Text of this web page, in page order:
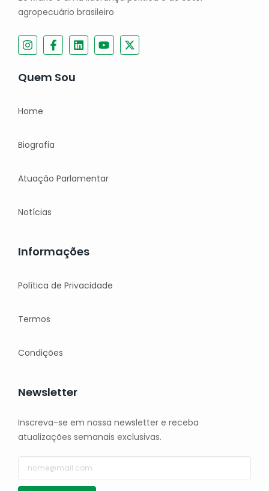
agropecuário brasileiro
Quem Sou
Home
Biografia
Atuação Parlamentar
Notícias
Informações
Política de Privacidade
Termos
Condições
Newsletter
Inscreva-se em nossa newsletter e receba
atualizações semanais exclusivas.